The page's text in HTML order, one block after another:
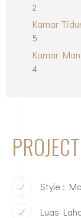
2
Kamar
5
Kamar
4
Style :
Luas